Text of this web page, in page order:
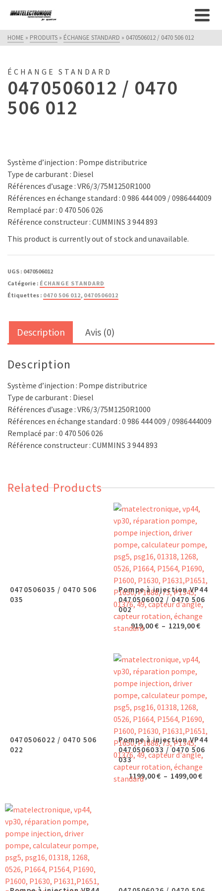
HOME » PRODUITS » ÉCHANGE STANDARD » 0470506012 / 0470 506 012
ÉCHANGE STANDARD
0470506012 / 0470
506 012
Système d’injection : Pompe distributrice
Type de carburant : Diesel
Références d’usage : VR6/3/75M1250R1000
Références en échange standard : 0 986 444 009 / 0986444009
Remplacé par : 0 470 506 026
Référence constructeur : CUMMINS 3 944 893
This product is currently out of stock and unavailable.
UGS : 0470506012
Catégorie : ÉCHANGE STANDARD
Étiquettes : 0470 506 012, 0470506012
Description Avis (0)
Description
Système d’injection : Pompe distributrice
Type de carburant : Diesel
Références d’usage : VR6/3/75M1250R1000
Références en échange standard : 0 986 444 009 / 0986444009
Remplacé par : 0 470 506 026
Référence constructeur : CUMMINS 3 944 893
Related Products
0470506035 / 0470 506
035
Pompe à injection VP44
0470506002 / 0470 506
002
919,00€ – 1219,00€Plage
0470506022 / 0470 506
022
Pompe à injection VP44
0470506033 / 0470 506
033
1199,00€ – 1499,00€Plage
Fermeture estivale - Nous serons
fermés du 10 au 31 inclus. Merci de
formuler vos demandes par le
formulaire de contact.